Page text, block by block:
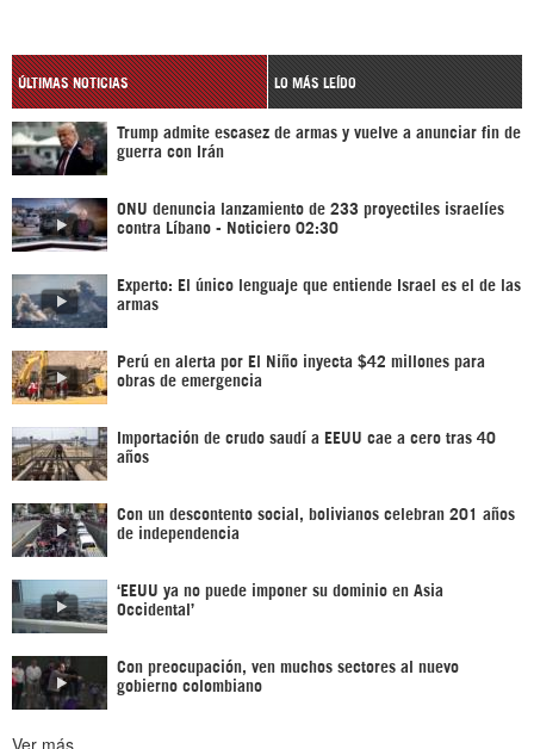
ÚLTIMAS NOTICIAS LO MÁS LEÍDO
Trump admite escasez de armas y vuelve a anunciar fin de
guerra con Irán
ONU denuncia lanzamiento de 233 proyectiles israelíes
contra Líbano - Noticiero 02:30
Experto: El único lenguaje que entiende Israel es el de las
armas
Perú en alerta por El Niño inyecta $42 millones para
obras de emergencia
Importación de crudo saudí a EEUU cae a cero tras 40
años
Con un descontento social, bolivianos celebran 201 años
de independencia
‘EEUU ya no puede imponer su dominio en Asia
Occidental’
Con preocupación, ven muchos sectores al nuevo
gobierno colombiano